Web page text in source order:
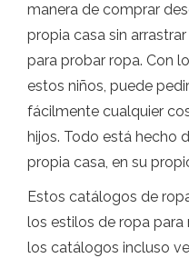
manera de comprar
propia casa sin
para probar ropa. Con
estos niños, puede
fácilmente cualquier
hijos. Todo está hecho
propia casa, en su
Estos catálogos de
los estilos de ropa para
los catálogos incluso